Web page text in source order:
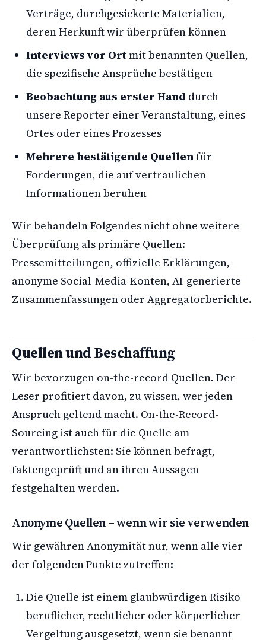
Verträge, durchgesickerte Materialien,
deren Herkunft wir überprüfen können
Interviews vor Ortmit benannten Quellen,
die spezifische Ansprüche bestätigen
Beobachtung aus erster Hand durch
unsere Reporter einer Veranstaltung, eines
Ortes oder eines Prozesses
Mehrere bestätigende Quellenfür
Forderungen, die auf vertraulichen
Informationen beruhen
Wir behandeln Folgendes nicht ohne weitere
Überprüfung als primäre Quellen:
Pressemitteilungen, offizielle Erklärungen,
anonyme Social-Media-Konten, AI-generierte
Zusammenfassungen oder Aggregatorberichte.
Quellen und Beschaffung
Wir bevorzugen on-the-record Quellen. Der
Leser profitiert davon, zu wissen, wer jeden
Anspruch geltend macht. On-the-Record-
Sourcing ist auch für die Quelle am
verantwortlichsten: Sie können befragt,
faktengeprüft und an ihren Aussagen
festgehalten werden.
Anonyme Quellen – wenn wir sie verwenden
Wir gewähren Anonymität nur, wenn alle vier
der folgenden Punkte zutreffen:
Die Quelle ist einem glaubwürdigen Risiko
beruflicher, rechtlicher oder körperlicher
Vergeltung ausgesetzt, wenn sie benannt